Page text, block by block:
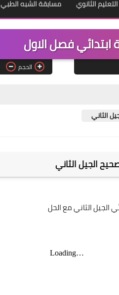
التعليم الثانوي مسابقة الشبه الطبي 2021
ابتدائي فصل الاول
الحجم
الثاني
الجيل الثاني
الجيل الثاني مع الحل